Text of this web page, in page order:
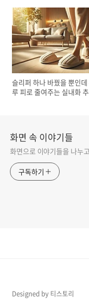
슬리퍼 하나 바꿨을 뿐인
루 피로 줄여주는 실내화
화면 속 이야기들
화면으로 이야기들을 나누
구독하기
Designed by 티스토리